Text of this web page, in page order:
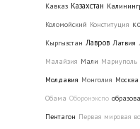
Кавказ Казахстан
Коломойский Конституция
Кыргызстан Лавров Латвия
Малайзия Мали Мариуполь
Молдавия Монголия Москва
Обама Оборонэкспо
Пентагон Первая мировая